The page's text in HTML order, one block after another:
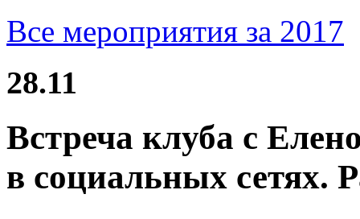
Все мероприятия за 2017
28.11
Встреча клуба с
в социальных сетях.